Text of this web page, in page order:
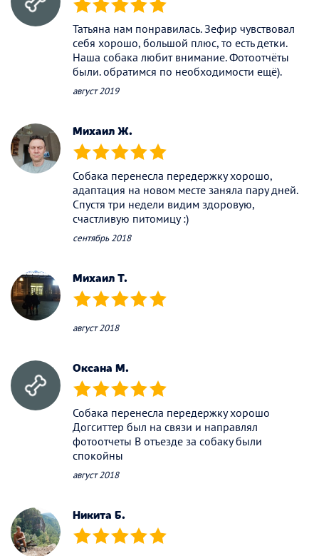
(*) (*) (*) (*) (*)
Татьяна нам понравилась. Зефир чувствовал
себя хорошо, большой плюс, то есть детки.
Наша собака любит внимание. Фотоотчёты
были. обратимся по необходимости ещё).
август 2019
Михаил Ж.
(*) (*) (*) (*) (*)
Собака перенесла передержку хорошо,
адаптация на новом месте заняла пару дней.
Спустя три недели видим здоровую,
счастливую питомицу :)
сентябрь 2018
Михаил Т.
(*) (*) (*) (*) (*)
август 2018
Оксана М.
(*) (*) (*) (*) (*)
Собака перенесла передержку хорошо
Догситтер был на связи и направлял
фотоотчеты В отъезде за собаку были
спокойны
август 2018
Никита Б.
(*) (*) (*) (*) (*)